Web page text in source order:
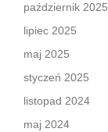
październik 2025
lipiec 2025
maj 2025
styczeń 2025
listopad 2024
maj 2024